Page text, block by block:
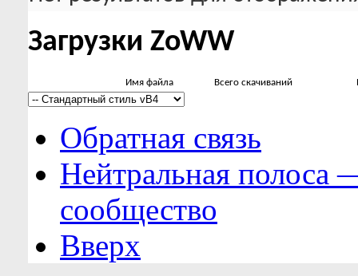
Загрузки ZoWW
Имя файла Всего скачиваний
Обратная связь
Нейтральная полоса
сообщество
Вверх